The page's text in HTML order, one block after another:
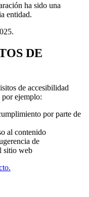
ha sido una
entidad.
DE
de accesibilidad
ejemplo:
por parte de
al contenido
de
sitio web